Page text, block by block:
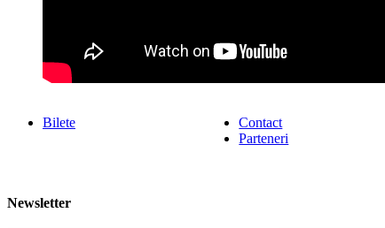
Bilete
Contact
Parteneri
Newsletter